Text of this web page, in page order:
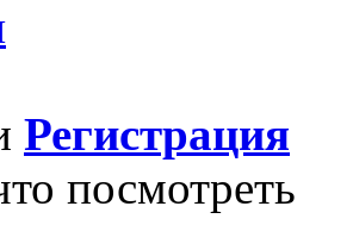
Регистрация
посмотреть